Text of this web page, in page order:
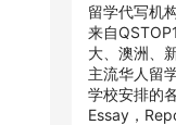
留学代写机
来自
大、澳洲、
主流华人留
学校安排的
Essay，